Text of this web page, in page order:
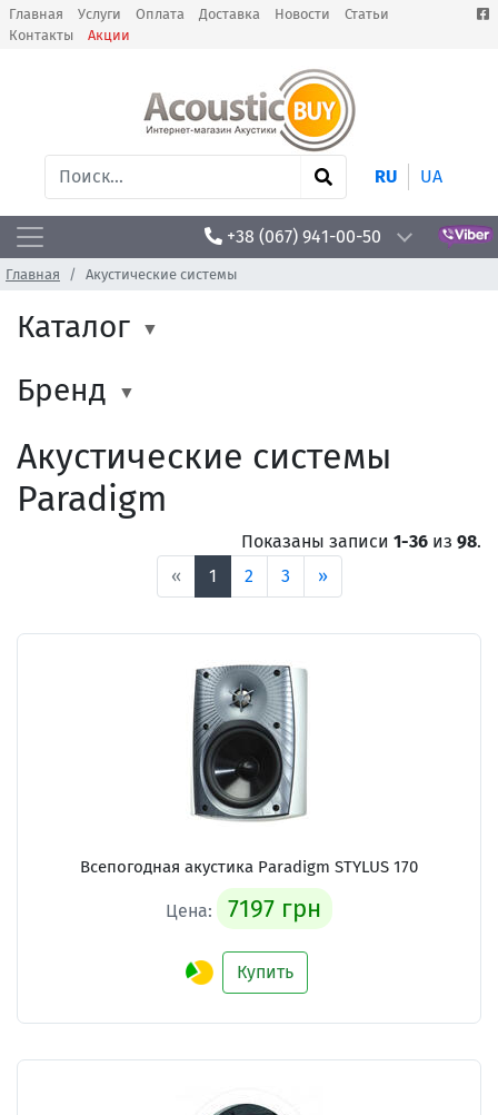
Главная Услуги Оплата Доставка Новости
Статьи
Контакты
Акции
RU UA
+38 (067) 941-00-50
Главная Акустические системы
Каталог
Бренд
Акустические системы
Paradigm
Показаны записи 1-36 из 98.
«
1 2 3 »
Всепогодная акустика Paradigm STYLUS 170
Цена: 7197 грн
Купить